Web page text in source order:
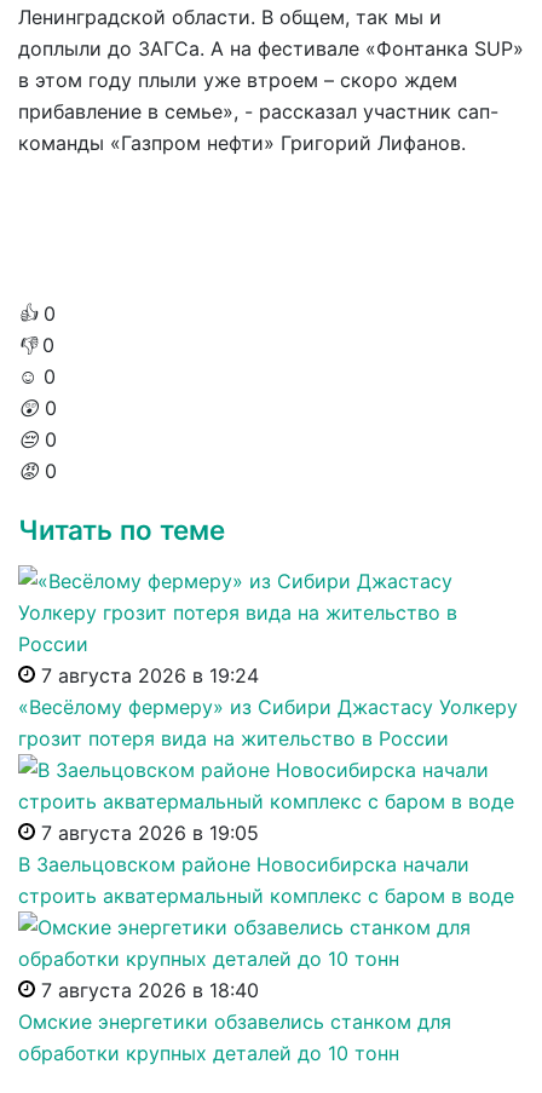
Ленинградской области. В общем, так мы и
доплыли до ЗАГСа. А на фестивале «Фонтанка SUP»
в этом году плыли уже втроем – скоро ждем
прибавление в семье», - рассказал участник сап-
команды «Газпром нефти» Григорий Лифанов.
👍 0
👎 0
☺️ 0
😲 0
😔 0
😡 0
Читать по теме
7 августа 2026 в 19:24
«Весёлому фермеру» из Сибири Джастасу Уолкеру
грозит потеря вида на жительство в России
7 августа 2026 в 19:05
В Заельцовском районе Новосибирска начали
строить акватермальный комплекс с баром в воде
7 августа 2026 в 18:40
Омские энергетики обзавелись станком для
обработки крупных деталей до 10 тонн